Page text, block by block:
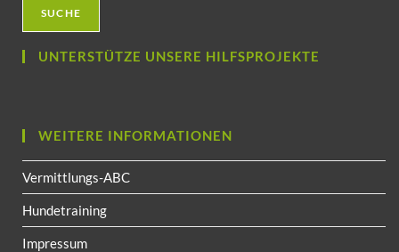
SUCHE
UNTERSTÜTZE UNSERE HILFSPROJEKTE
WEITERE INFORMATIONEN
Vermittlungs-ABC
Hundetraining
Impressum